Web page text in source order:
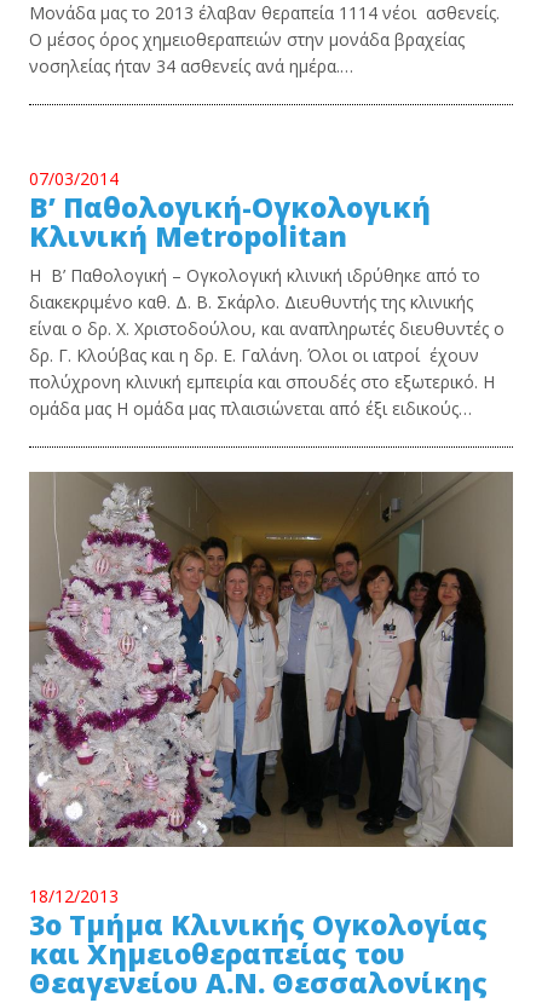
Μονάδα μας το 2013 έλαβαν θεραπεία 1114 νέοι ασθενείς.
Ο μέσος όρος χημειοθεραπειών στην μονάδα βραχείας
νοσηλείας ήταν 34 ασθενείς ανά ημέρα.…
07/03/2014
Β’ Παθολογική-Ογκολογική
Κλινική Metropolitan
Η Β’ Παθολογική – Ογκολογική κλινική ιδρύθηκε από το
διακεκριμένο καθ. Δ. Β. Σκάρλο. Διευθυντής της κλινικής
είναι ο δρ. Χ. Χριστοδούλου, και αναπληρωτές διευθυντές ο
δρ. Γ. Κλούβας και η δρ. Ε. Γαλάνη. Όλοι οι ιατροί έχουν
πολύχρονη κλινική εμπειρία και σπουδές στο εξωτερικό. Η
ομάδα μας Η ομάδα μας πλαισιώνεται από έξι ειδικούς…
18/12/2013
3ο Τμήμα Κλινικής Ογκολογίας
και Χημειοθεραπείας του
Θεαγενείου Α.Ν. Θεσσαλονίκης